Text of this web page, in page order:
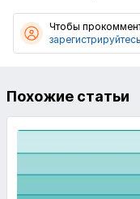
Чтобы
зарегистрируйтесь
Похожие статьи